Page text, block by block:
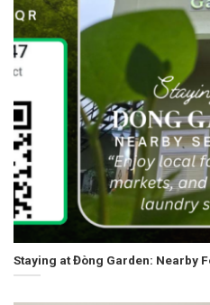
Staying at Đòng Garden: Nearby